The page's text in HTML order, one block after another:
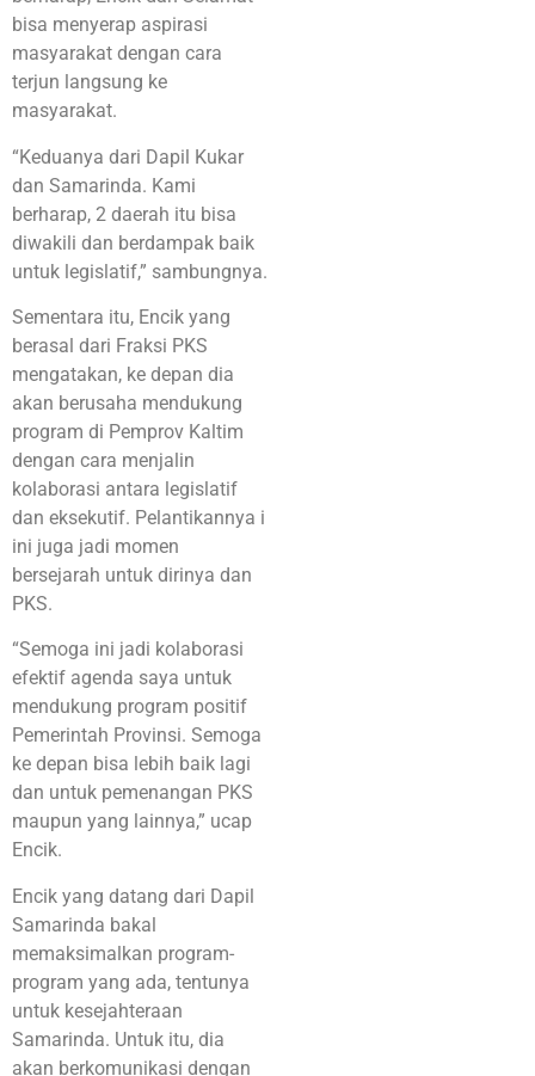
bisa menyerap aspirasi
masyarakat dengan cara
terjun langsung ke
masyarakat.
“Keduanya dari Dapil Kukar
dan Samarinda. Kami
berharap, 2 daerah itu bisa
diwakili dan berdampak baik
untuk legislatif,” sambungnya.
Sementara itu, Encik yang
berasal dari Fraksi PKS
mengatakan, ke depan dia
akan berusaha mendukung
program di Pemprov Kaltim
dengan cara menjalin
kolaborasi antara legislatif
dan eksekutif. Pelantikannya i
ini juga jadi momen
bersejarah untuk dirinya dan
PKS.
“Semoga ini jadi kolaborasi
efektif agenda saya untuk
mendukung program positif
Pemerintah Provinsi. Semoga
ke depan bisa lebih baik lagi
dan untuk pemenangan PKS
maupun yang lainnya,” ucap
Encik.
Encik yang datang dari Dapil
Samarinda bakal
memaksimalkan program-
program yang ada, tentunya
untuk kesejahteraan
Samarinda. Untuk itu, dia
akan berkomunikasi dengan